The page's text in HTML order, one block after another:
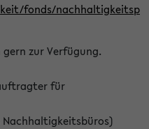
fonds/nachhaltigkeitsp
zur Verfügung.
für